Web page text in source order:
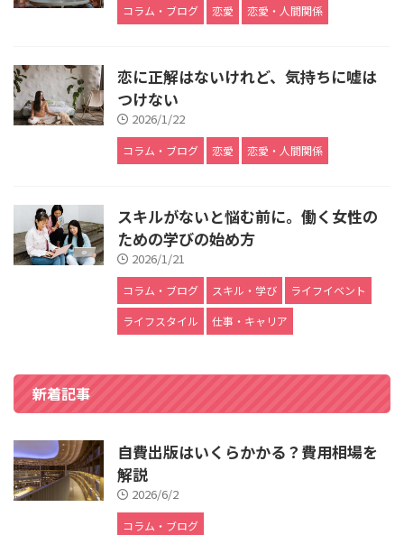
コラム・ブログ 恋愛 恋愛・人間関係
恋に正解はないけれど、気持ちに嘘は
つけない
2026/1/22
コラム・ブログ 恋愛 恋愛・人間関係
スキルがないと悩む前に。働く女性の
ための学びの始め方
2026/1/21
コラム・ブログ スキル・学び
ライフイベント
ライフスタイル
仕事・キャリア
新着記事
自費出版はいくらかかる？費用相場を
解説
2026/6/2
コラム・ブログ